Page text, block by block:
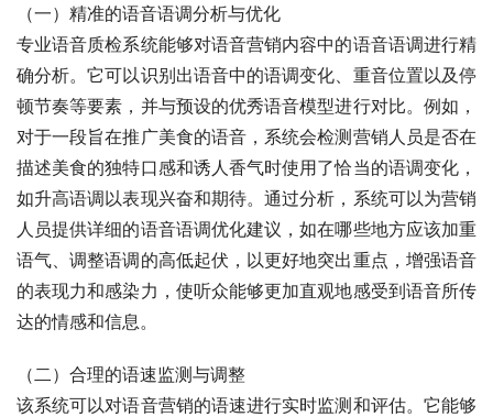
（一）精准的语音语调分析与优化
专业语音质检系统能够对语音营销内容中的语音语调进行精
确分析。它可以识别出语音中的语调变化、重音位置以及停
顿节奏等要素，并与预设的优秀语音模型进行对比。例如，
对于一段旨在推广美食的语音，系统会检测营销人员是否在
描述美食的独特口感和诱人香气时使用了恰当的语调变化，
如升高语调以表现兴奋和期待。通过分析，系统可以为营销
人员提供详细的语音语调优化建议，如在哪些地方应该加重
语气、调整语调的高低起伏，以更好地突出重点，增强语音
的表现力和感染力，使听众能够更加直观地感受到语音所传
达的情感和信息。
（二）合理的语速监测与调整
该系统可以对语音营销的语速进行实时监测和评估。它能够